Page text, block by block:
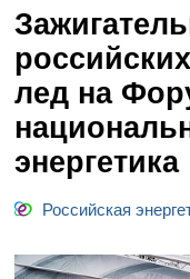
лед на
энергетика
Российская